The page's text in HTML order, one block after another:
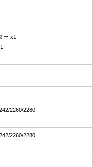
ー x1
2260/2280
2260/2280